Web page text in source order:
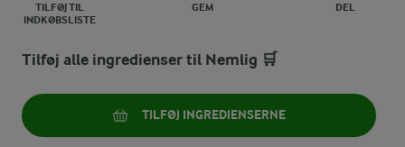
TILFØJ TIL
INDKØBSLISTE
GEM DEL
Tilføj alle ingredienser til Nemlig 🛒
TILFØJ INGREDIENSERNE